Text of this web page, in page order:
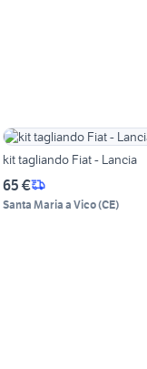
kit tagliando Fiat - Lancia
65 €
Santa Maria a Vico(CE)